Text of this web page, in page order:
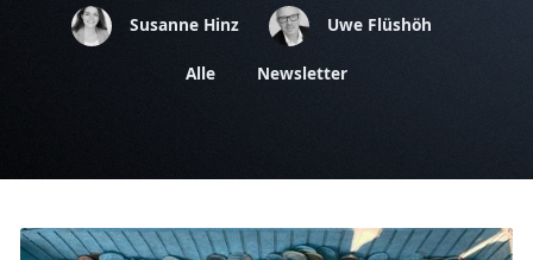
Susanne Hinz Uwe Flüshöh
Alle Newsletter